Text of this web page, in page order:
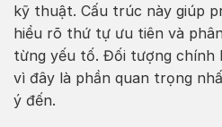
kỹ thuật. Cấu trúc này giúp
hiểu rõ thứ tự ưu tiên và
từng yếu tố. Đối tượng chính
vì đây là phần quan trọng
ý đến.